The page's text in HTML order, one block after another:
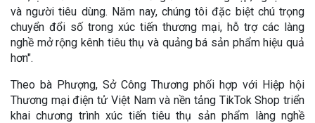
và người tiêu dùng. Năm nay, chúng tôi đặc biệt chú trọng
chuyển đổi số trong xúc tiến thương mại, hỗ trợ các làng
nghề mở rộng kênh tiêu thụ và quảng bá sản phẩm hiệu quả
hơn".
Theo bà Phượng, Sở Công Thương phối hợp với Hiệp hội
Thương mại điện tử Việt Nam và nền tảng TikTok Shop triển
khai chương trình xúc tiến tiêu thụ sản phẩm làng nghề